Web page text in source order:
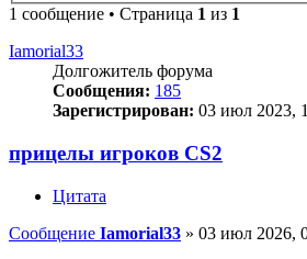
1 сообщение • Страница 1 из 1
Iamorial33
Долгожитель форума
Сообщения: 185
Зарегистрирован: 03 июл 2023,
прицелы игроков CS2
Цитата
Сообщение Iamorial33 » 03 июл 2026,